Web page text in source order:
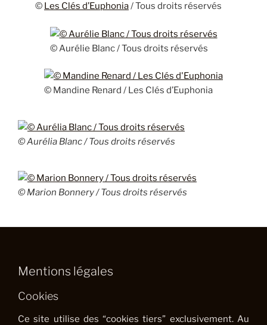
© Les Clés d’Euphonia/ Tous droits réservés
© Aurélie Blanc / Tous droits réservés
© Mandine Renard / Les Clés d’Euphonia
© Aurélia Blanc / Tous droits réservés
© Marion Bonnery / Tous droits réservés
Mentions légales
Cookies
Ce site utilise des “cookies tiers” exclusivement. Au